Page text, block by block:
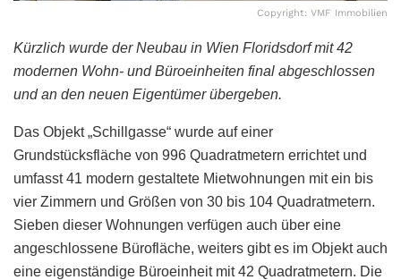
Copyright: VMF Immobilien
Kürzlich wurde der Neubau in Wien Floridsdorf mit 42
modernen Wohn- und Büroeinheiten final abgeschlossen
und an den neuen Eigentümer übergeben.
Das Objekt „Schillgasse“ wurde auf einer
Grundstücksfläche von 996 Quadratmetern errichtet und
umfasst 41 modern gestaltete Mietwohnungen mit ein bis
vier Zimmern und Größen von 30 bis 104 Quadratmetern.
Sieben dieser Wohnungen verfügen auch über eine
angeschlossene Bürofläche, weiters gibt es im Objekt auch
eine eigenständige Büroeinheit mit 42 Quadratmetern. Die